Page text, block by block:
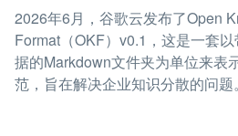
2026年6月，谷歌云发布了Open
Format（OKF）v0.1，这是一套
据的Markdown文件夹为单位来表
范，旨在解决企业知识分散的问题。